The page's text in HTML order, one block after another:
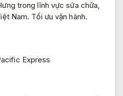
trong lĩnh vực sửa chữa,
Nam. Tối ưu vận hành.